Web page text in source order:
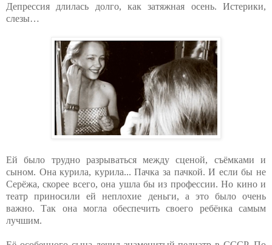
Депрессия длилась долго, как затяжная осень. Истерики,
слезы…
Ей было трудно разрываться между сценой, съёмками и
сыном. Она курила, курила... Пачка за пачкой. И если бы не
Серёжа, скорее всего, она ушла бы из профессии. Но кино и
театр приносили ей неплохие деньги, а это было очень
важно. Так она могла обеспечить своего ребёнка самым
лучшим.